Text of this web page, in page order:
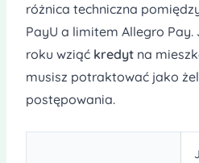
różnica techniczna
PayU a limitem Allegro
roku wziąć kredytna
musisz potraktować jako
postępowania.